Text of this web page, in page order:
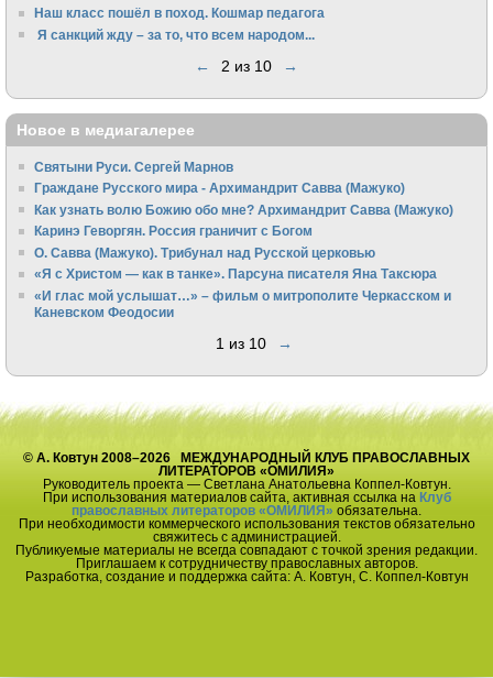
Наш класс пошёл в поход. Кошмар педагога
Я санкций жду – за то, что всем народом...
← 2 из 10 →
Новое в медиагалерее
Святыни Руси. Сергей Марнов
Граждане Русского мира - Архимандрит Савва (Мажуко)
Как узнать волю Божию обо мне? Архимандрит Савва (Мажуко)
Каринэ Геворгян. Россия граничит с Богом
О. Савва (Мажуко). Трибунал над Русской церковью
«Я с Христом — как в танке». Парсуна писателя Яна Таксюра
«И глас мой услышат…» – фильм о митрополите Черкасском и
Каневском Феодосии
1 из 10 →
© А. Ковтун 2008–2026 МЕЖДУНАРОДНЫЙ КЛУБ ПРАВОСЛАВНЫХ
ЛИТЕРАТОРОВ «ОМИЛИЯ»
Руководитель проекта — Светлана Анатольевна Коппел-Ковтун.
При использования материалов сайта, активная ссылка на Клуб
православных литераторов «ОМИЛИЯ» обязательна.
При необходимости коммерческого использования текстов обязательно
свяжитесь с администрацией.
Публикуемые материалы не всегда совпадают с точкой зрения редакции.
Приглашаем к сотрудничеству православных авторов.
Разработка, создание и поддержка сайта: А. Ковтун, С. Коппел-Ковтун